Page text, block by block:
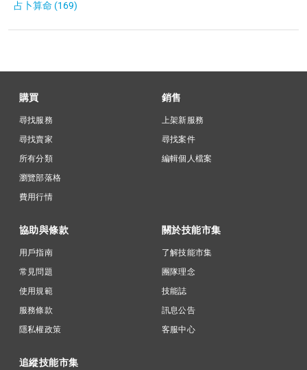
占卜算命 (169)
購買
尋找服務
尋找賣家
所有分類
瀏覽部落格
費用行情
銷售
上架新服務
尋找案件
編輯個人檔案
協助與條款
用戶指南
常見問題
使用規範
服務條款
隱私權政策
關於技能市集
了解技能市集
團隊理念
技能誌
訊息公告
客服中心
追縱技能市集